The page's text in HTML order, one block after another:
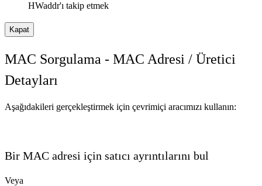
HWaddr'ı takip etmek
Kapat
MAC Sorgulama - MAC Adresi / Üretici
Detayları
Aşağıdakileri gerçekleştirmek için çevrimiçi aracımızı kullanın:
Bir MAC adresi için satıcı ayrıntılarını bul
Veya